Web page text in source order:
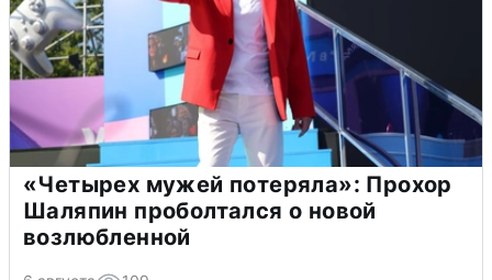
«Четырех мужей потеряла»: Прохор
Шаляпин проболтался о новой
возлюбленной